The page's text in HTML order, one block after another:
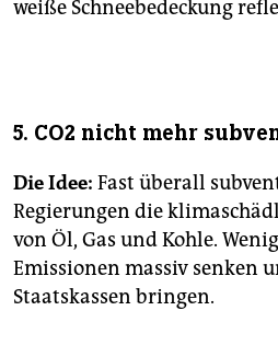
weiße Schneebedeckung
5. CO2 nicht mehr
Die Idee: Fast überall
Regierungen die
von Öl, Gas und Kohle.
Emissionen massiv senken
Staatskassen bringen.